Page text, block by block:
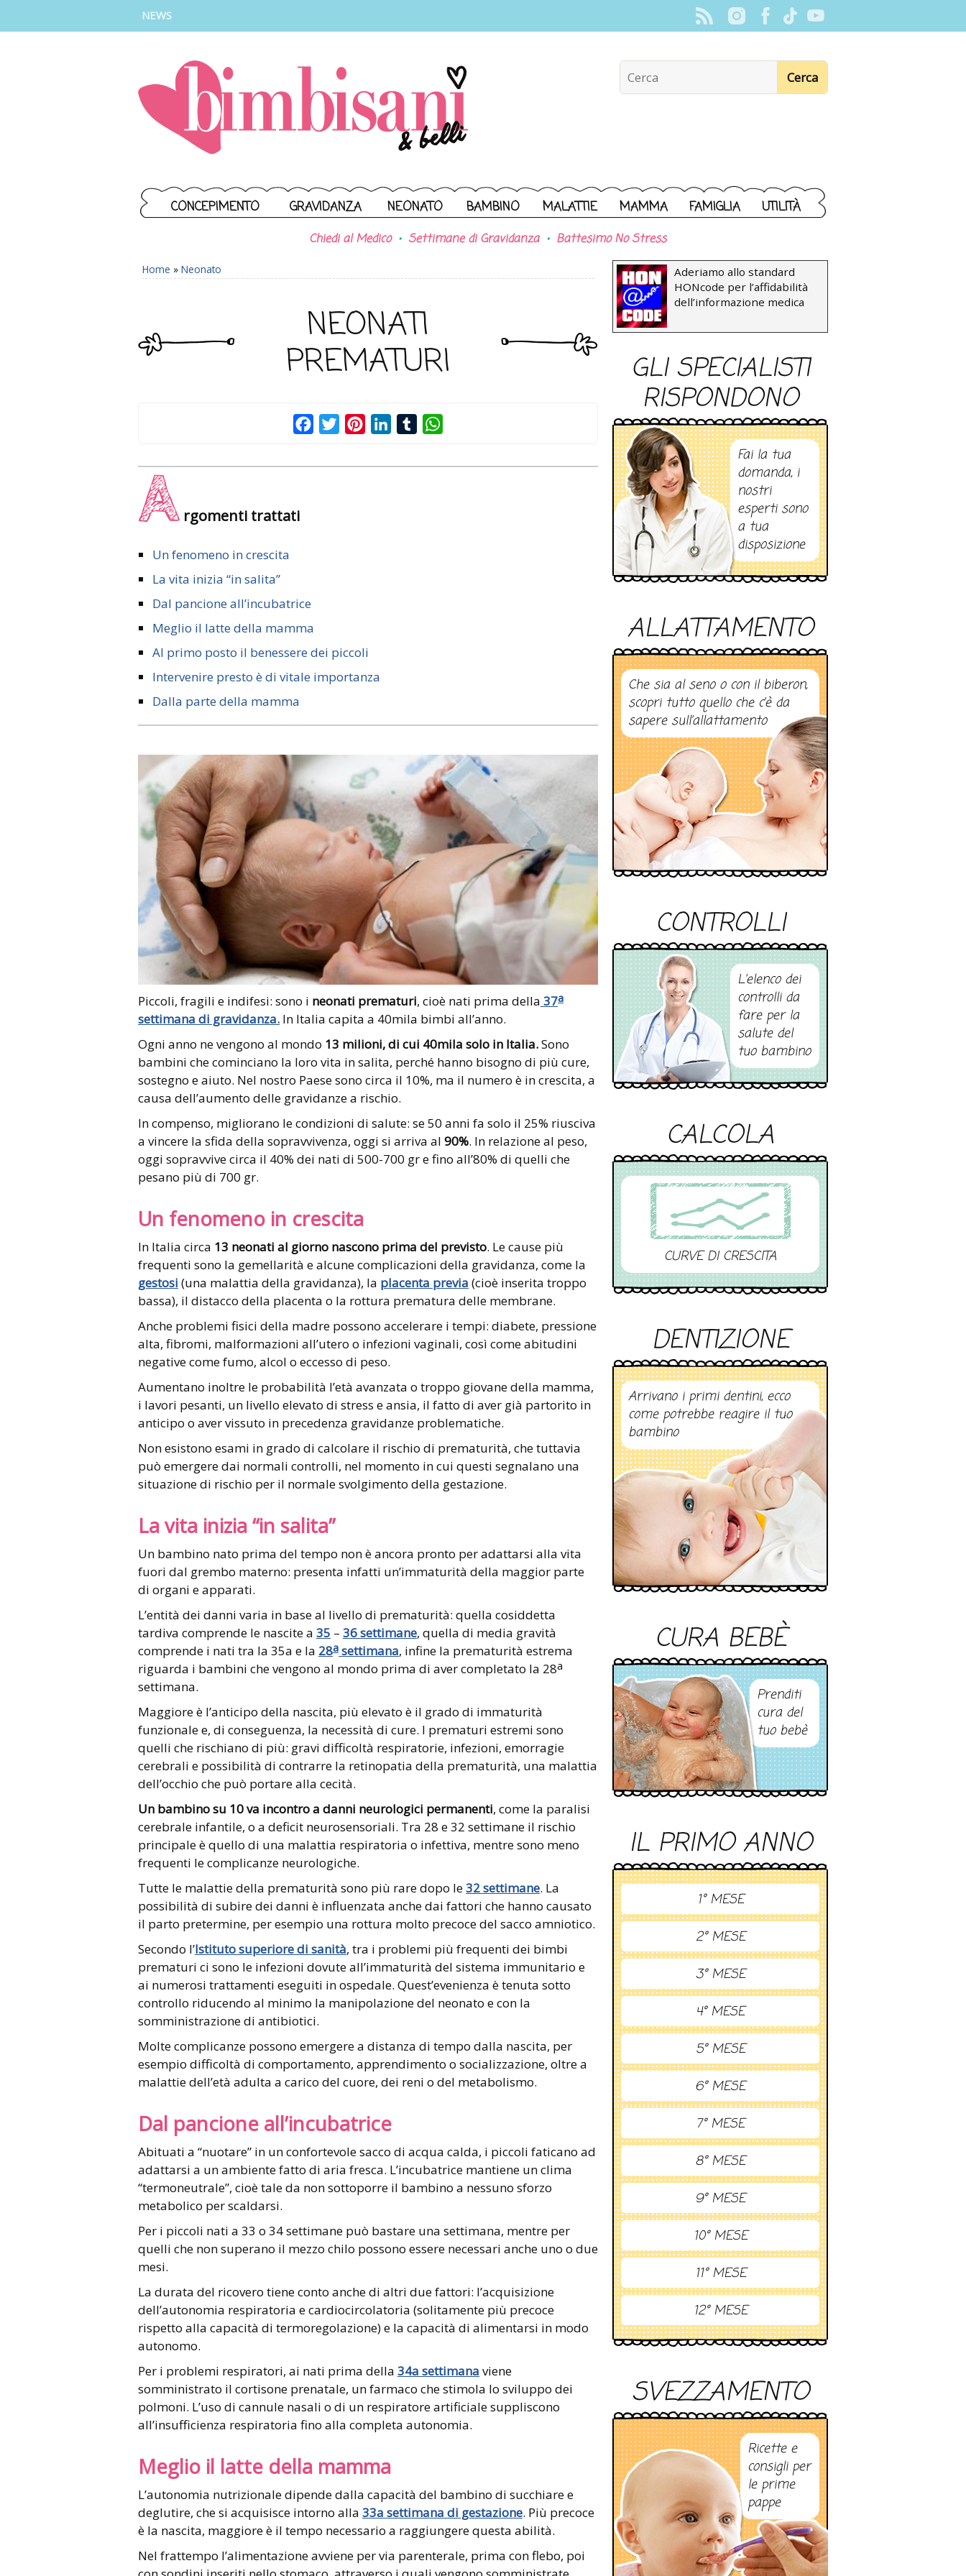
NEWS
CONCEPIMENTO GRAVIDANZA NEONATO BAMBINO MALATTIE MAMMA FAMIGLIA UTILITÀ
Chiedi al Medico Settimane di Gravidanza Battesimo No Stress
Home » Neonato
NEONATI
PREMATURI
FacebookTwitterPinterestLinkedInTumblr
A rgomenti trattati
Un fenomeno in crescita
La vita inizia “in salita”
Dal pancione all’incubatrice
Meglio il latte della mamma
Al primo posto il benessere dei piccoli
Intervenire presto è di vitale importanza
Dalla parte della mamma
Piccoli, fragili e indifesi: sono i neonati prematuri, cioè nati prima della 37a
settimana di gravidanza. In Italia capita a 40mila bimbi all’anno.
Ogni anno ne vengono al mondo 13 milioni, di cui 40mila solo in Italia.Sono
bambini che cominciano la loro vita in salita, perché hanno bisogno di più cure,
sostegno e aiuto. Nel nostro Paese sono circa il 10%, ma il numero è in crescita, a
causa dell’aumento delle gravidanze a rischio.
In compenso, migliorano le condizioni di salute: se 50 anni fa solo il 25% riusciva
a vincere la sfida della sopravvivenza, oggi si arriva al 90%. In relazione al peso,
oggi sopravvive circa il 40% dei nati di 500-700 gr e fino all’80% di quelli che
pesano più di 700 gr.
Un fenomeno in crescita
In Italia circa 13 neonati al giorno nascono prima del previsto. Le cause più
frequenti sono la gemellarità e alcune complicazioni della gravidanza, come la
gestosi (una malattia della gravidanza), la placenta previa (cioè inserita troppo
bassa), il distacco della placenta o la rottura prematura delle membrane.
Anche problemi fisici della madre possono accelerare i tempi: diabete, pressione
alta, fibromi, malformazioni all’utero o infezioni vaginali, così come abitudini
negative come fumo, alcol o eccesso di peso.
Aumentano inoltre le probabilità l’età avanzata o troppo giovane della mamma,
i lavori pesanti, un livello elevato di stress e ansia, il fatto di aver già partorito in
anticipo o aver vissuto in precedenza gravidanze problematiche.
Non esistono esami in grado di calcolare il rischio di prematurità, che tuttavia
può emergere dai normali controlli, nel momento in cui questi segnalano una
situazione di rischio per il normale svolgimento della gestazione.
La vita inizia “in salita”
Un bambino nato prima del tempo non è ancora pronto per adattarsi alla vita
fuori dal grembo materno: presenta infatti un’immaturità della maggior parte
di organi e apparati.
L’entità dei danni varia in base al livello di prematurità: quella cosiddetta
tardiva comprende le nascite a 35 – 36 settimane, quella di media gravità
comprende i nati tra la 35a e la 28a settimana, infine la prematurità estrema
riguarda i bambini che vengono al mondo prima di aver completato la 28a
settimana.
Maggiore è l’anticipo della nascita, più elevato è il grado di immaturità
funzionale e, di conseguenza, la necessità di cure. I prematuri estremi sono
quelli che rischiano di più: gravi difficoltà respiratorie, infezioni, emorragie
cerebrali e possibilità di contrarre la retinopatia della prematurità, una malattia
dell’occhio che può portare alla cecità.
Un bambino su 10 va incontro a danni neurologici permanenti, come la paralisi
cerebrale infantile, o a deficit neurosensoriali. Tra 28 e 32 settimane il rischio
principale è quello di una malattia respiratoria o infettiva, mentre sono meno
frequenti le complicanze neurologiche.
Tutte le malattie della prematurità sono più rare dopo le32 settimane. La
possibilità di subire dei danni è influenzata anche dai fattori che hanno causato
il parto pretermine, per esempio una rottura molto precoce del sacco amniotico.
Secondo l’Istituto superiore di sanità, tra i problemi più frequenti dei bimbi
prematuri ci sono le infezioni dovute all’immaturità del sistema immunitario e
ai numerosi trattamenti eseguiti in ospedale. Quest’evenienza è tenuta sotto
controllo riducendo al minimo la manipolazione del neonato e con la
somministrazione di antibiotici.
Molte complicanze possono emergere a distanza di tempo dalla nascita, per
esempio difficoltà di comportamento, apprendimento o socializzazione, oltre a
malattie dell’età adulta a carico del cuore, dei reni o del metabolismo.
Dal pancione all’incubatrice
Abituati a “nuotare” in un confortevole sacco di acqua calda, i piccoli faticano ad
adattarsi a un ambiente fatto di aria fresca. L’incubatrice mantiene un clima
“termoneutrale”, cioè tale da non sottoporre il bambino a nessuno sforzo
metabolico per scaldarsi.
Per i piccoli nati a 33 o 34 settimane può bastare una settimana, mentre per
quelli che non superano il mezzo chilo possono essere necessari anche uno o due
mesi.
La durata del ricovero tiene conto anche di altri due fattori: l’acquisizione
dell’autonomia respiratoria e cardiocircolatoria (solitamente più precoce
rispetto alla capacità di termoregolazione) e la capacità di alimentarsi in modo
autonomo.
Per i problemi respiratori, ai nati prima della 34a settimana viene
somministrato il cortisone prenatale, un farmaco che stimola lo sviluppo dei
polmoni. L’uso di cannule nasali o di un respiratore artificiale suppliscono
all’insufficienza respiratoria fino alla completa autonomia.
Meglio il latte della mamma
L’autonomia nutrizionale dipende dalla capacità del bambino di succhiare e
deglutire, che si acquisisce intorno alla 33a settimana di gestazione. Più precoce
è la nascita, maggiore è il tempo necessario a raggiungere questa abilità.
Nel frattempo l’alimentazione avviene per via parenterale, prima con flebo, poi
Aderiamo allo standard
HONcode per l’affidabilità
dell’informazione medica
GLI SPECIALISTI
RISPONDONO
Fai la tua
domanda, i
nostri
esperti sono
a tua
disposizione
ALLATTAMENTO
Che sia al seno o con il biberon,
scopri tutto quello che c’è da
sapere sull’allattamento
CONTROLLI
L’elenco dei
controlli da
fare per la
salute del
tuo bambino
CALCOLA
CURVE DI CRESCITA
DENTIZIONE
Arrivano i primi dentini, ecco
come potrebbe reagire il tuo
bambino
CURA BEBÈ
Prenditi
cura del
tuo bebè
IL PRIMO ANNO
1° MESE
2° MESE
3° MESE
4° MESE
5° MESE
6° MESE
7° MESE
8° MESE
9° MESE
10° MESE
11° MESE
12° MESE
SVEZZAMENTO
Ricette e
consigli per
le prime
pappe